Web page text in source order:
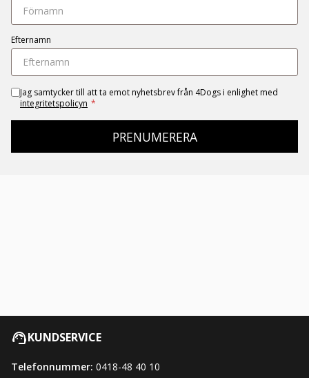
Efternamn
Jag samtycker till att ta emot nyhetsbrev från 4Dogs i enlighet med
integritetspolicyn *
PRENUMERERA
KUNDSERVICE
Telefonnummer: 0418-48 40 10